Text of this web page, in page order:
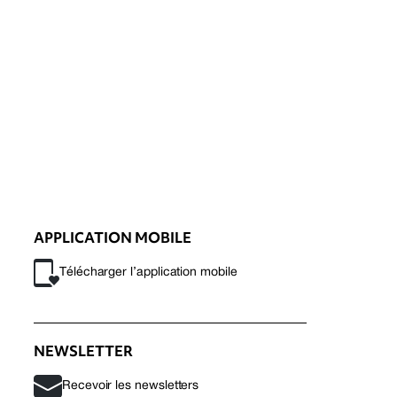
APPLICATION MOBILE
Télécharger l’application mobile
NEWSLETTER
Recevoir les newsletters